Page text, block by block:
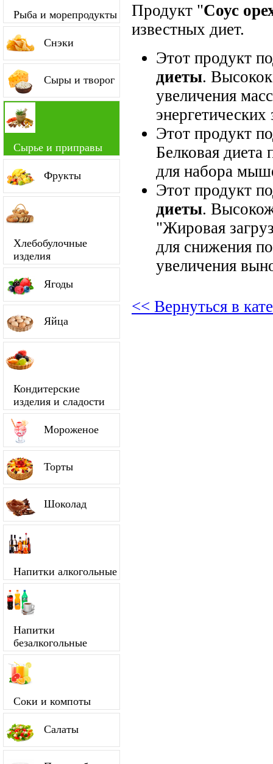
Рыба и морепродукты
Снэки
Сыры и творог
Сырье и приправы
Фрукты
Хлебобулочные
изделия
Ягоды
Яйца
Кондитерские
изделия и сладости
Мороженое
Торты
Шоколад
Напитки алкогольные
Напитки
безалкогольные
Соки и компоты
Салаты
Продукт "Соус
известных диет.
Этот продукт
диеты.
увеличения
энергетических
Этот продукт
Белковая диета
для набора
Этот продукт
диеты.
"Жировая
для снижения
увеличения
<< Вернуться в